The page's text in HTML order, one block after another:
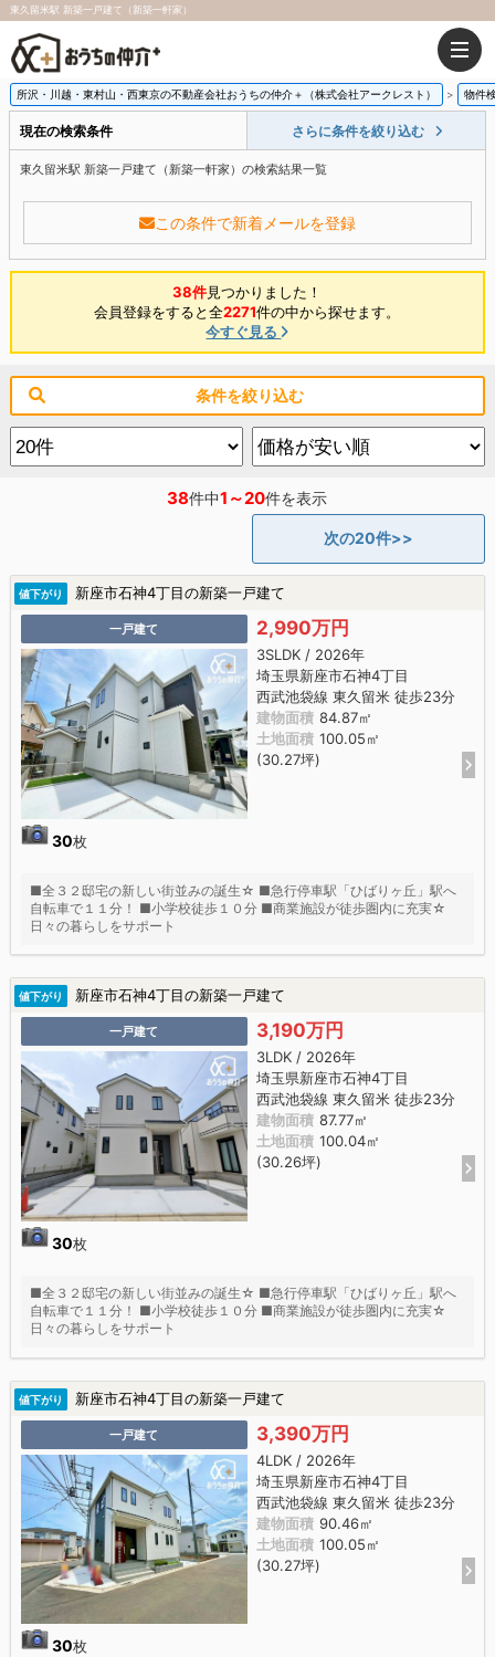
東久留米駅 新築一戸建て（新築一軒家）
所沢・川越・東村山・西東京の不動産会社おうちの仲介＋（株式会社アークレスト） 物件
現在の検索条件 さらに条件を絞り込む
東久留米駅 新築一戸建て（新築一軒家）の検索結果一覧
この条件で新着メールを登録
38件見つかりました！
会員登録をすると全2271件の中から探せます。
今すぐ見る
条件を絞り込む
38件中1～20件を表示
次の20件>>
値下がり 新座市石神4丁目の新築一戸建て
一戸建て
30枚
2,990万円
3SLDK / 2026年
埼玉県新座市石神4丁目
西武池袋線 東久留米 徒歩23分
建物面積 84.87㎡
土地面積 100.05㎡
(30.27坪)
■全３２邸宅の新しい街並みの誕生☆ ■急行停車駅「ひばりヶ丘」駅へ
自転車で１１分！ ■小学校徒歩１０分 ■商業施設が徒歩圏内に充実☆
日々の暮らしをサポート
値下がり 新座市石神4丁目の新築一戸建て
一戸建て
30枚
3,190万円
3LDK / 2026年
埼玉県新座市石神4丁目
西武池袋線 東久留米 徒歩23分
建物面積 87.77㎡
土地面積 100.04㎡
(30.26坪)
■全３２邸宅の新しい街並みの誕生☆ ■急行停車駅「ひばりヶ丘」駅へ
自転車で１１分！ ■小学校徒歩１０分 ■商業施設が徒歩圏内に充実☆
日々の暮らしをサポート
値下がり 新座市石神4丁目の新築一戸建て
一戸建て
30枚
3,390万円
4LDK / 2026年
埼玉県新座市石神4丁目
西武池袋線 東久留米 徒歩23分
建物面積 90.46㎡
土地面積 100.05㎡
(30.27坪)